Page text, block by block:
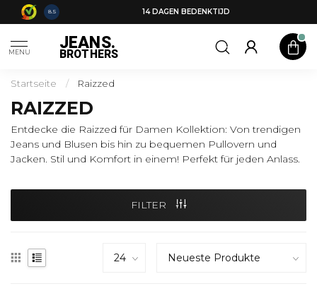
8.5 14 DAGEN BEDENKTIJD
MENU JEANS.
BROTHERS
Startseite / Raizzed
RAIZZED
Entdecke die Raizzed für Damen Kollektion: Von trendigen
Jeans und Blusen bis hin zu bequemen Pullovern und
Jacken. Stil und Komfort in einem! Perfekt für jeden Anlass.
FILTER